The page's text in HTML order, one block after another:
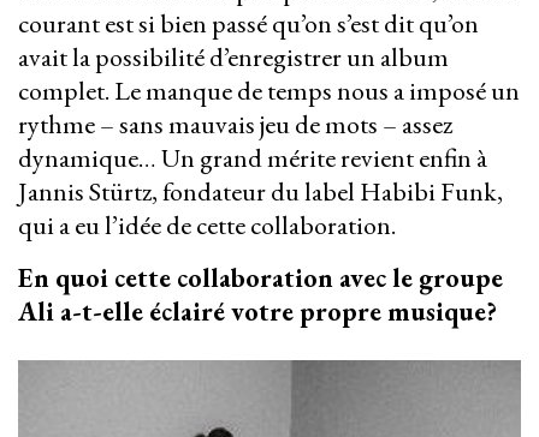
courant est si bien passé qu’on s’est dit qu’on
avait la possibilité d’enregistrer un album
complet. Le manque de temps nous a imposé un
rythme – sans mauvais jeu de mots – assez
dynamique… Un grand mérite revient enfin à
Jannis Stürtz, fondateur du label Habibi Funk,
qui a eu l’idée de cette collaboration.
En quoi cette collaboration avec le groupe
Ali a-t-elle éclairé votre propre musique?